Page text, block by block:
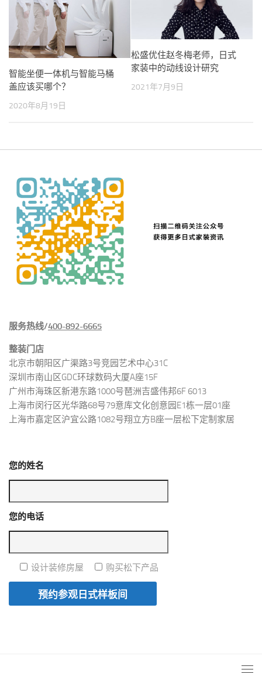
智能坐便一体机与智能马桶
盖应该买哪个？
2020年8月19日
松盛优住赵冬梅老师，日式
家装中的动线设计研究
2021年7月9日
服务热线/400-892-6665
整装门店
北京市朝阳区广渠路3号竞园艺术中心31C
深圳市南山区GDC环球数码大厦A座15F
广州市海珠区新港东路1000号琶洲吉盛伟邦6F 6013
上海市闵行区光华路68号79意库文化创意园E1栋一层01座
上海市嘉定区沪宜公路1082号翔立方B座一层松下定制家居
您的姓名
您的电话
设计装修房屋 购买松下产品